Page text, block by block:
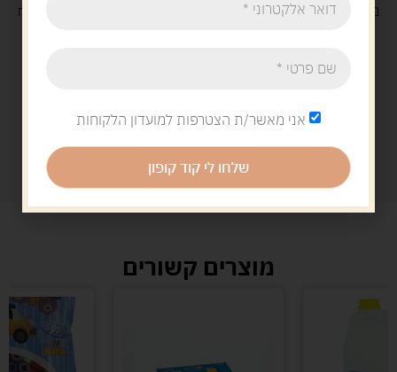
משלוח חינםבקנייה מעל 329 ש"ח
מוצרים קשורים
אני מאשר/ת הצטרפות למועדון הלקוחות
שלחו לי קוד קופון